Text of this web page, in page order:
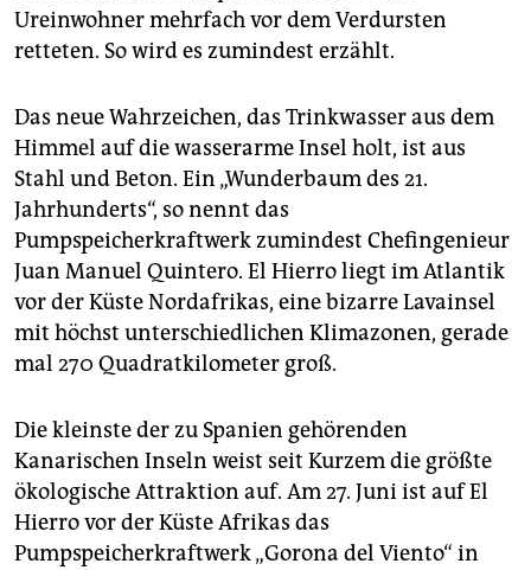
Ureinwohner mehrfach vor dem Verdursten
retteten. So wird es zumindest erzählt.
Das neue Wahrzeichen, das Trinkwasser aus dem
Himmel auf die wasserarme Insel holt, ist aus
Stahl und Beton. Ein „Wunderbaum des 21.
Jahrhunderts“, so nennt das
Pumpspeicherkraftwerk zumindest Chefingenieur
Juan Manuel Quintero. El Hierro liegt im Atlantik
vor der Küste Nordafrikas, eine bizarre Lavainsel
mit höchst unterschiedlichen Klimazonen, gerade
mal 270 Quadratkilometer groß.
Die kleinste der zu Spanien gehörenden
Kanarischen Inseln weist seit Kurzem die größte
ökologische Attraktion auf. Am 27. Juni ist auf El
Hierro vor der Küste Afrikas das
Pumpspeicherkraftwerk „Gorona del Viento“ in